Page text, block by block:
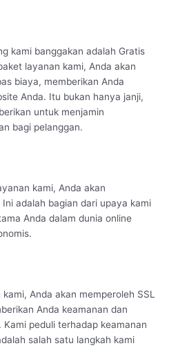
kami banggakan adalah Gratis
layanan kami, Anda akan
biaya, memberikan Anda
Anda. Itu bukan hanya janji,
untuk menjamin
bagi pelanggan.
kami, Anda akan
adalah bagian dari upaya kami
Anda dalam dunia online
Anda akan memperoleh SSL
Anda keamanan dan
peduli terhadap keamanan
salah satu langkah kami